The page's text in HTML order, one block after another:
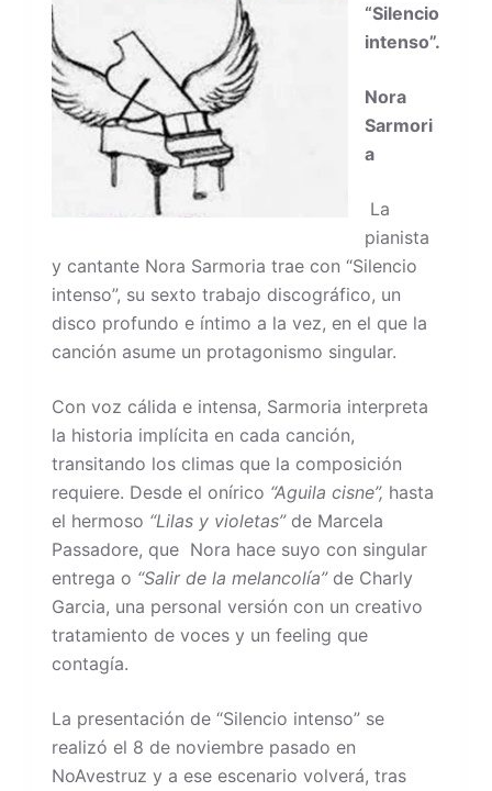
“Silencio
intenso”.
Nora
Sarmori
a
La
pianista
y cantante Nora Sarmoria trae con “Silencio
intenso”, su sexto trabajo discográfico, un
disco profundo e íntimo a la vez, en el que la
canción asume un protagonismo singular.
Con voz cálida e intensa, Sarmoria interpreta
la historia implícita en cada canción,
transitando los climas que la composición
requiere. Desde el onírico “Aguila cisne”, hasta
el hermoso “Lilas y violetas”de Marcela
Passadore, que Nora hace suyo con singular
entrega o “Salir de la melancolía”de Charly
Garcia, una personal versión con un creativo
tratamiento de voces y un feeling que
contagía.
La presentación de “Silencio intenso” se
realizó el 8 de noviembre pasado en
NoAvestruz y a ese escenario volverá, tras